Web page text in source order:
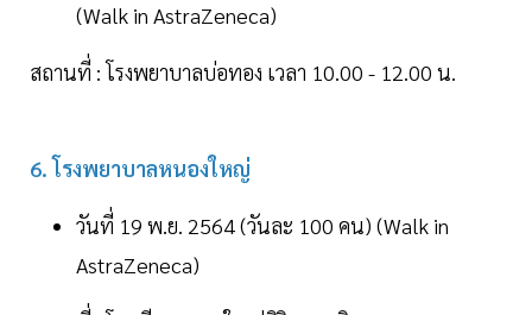
(Walk in AstraZeneca)
สถานที่ : โรงพยาบาลบ่อทอง เวลา 10.00 - 12.00 น.
6. โรงพยาบาลหนองใหญ่
วันที่ 19 พ.ย. 2564 (วันละ 100 คน) (Walk in
AstraZeneca)